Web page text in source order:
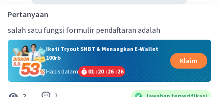
Pertanyaan
salah satu fungsi formulir pendaftaran adalah
Ikuti Tryout SNBT & Menangkan E-Wallet
100rb
Habis dalam
01 :20 :26 :26
Klaim